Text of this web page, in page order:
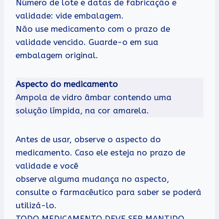
Número de lote e datas de fabricação e
validade: vide embalagem.
Não use medicamento com o prazo de
validade vencido. Guarde-o em sua
embalagem original.
Aspecto do medicamento
Ampola de vidro âmbar contendo uma
solução límpida, na cor amarela.
Antes de usar, observe o aspecto do
medicamento. Caso ele esteja no prazo de
validade e você
observe alguma mudança no aspecto,
consulte o farmacêutico para saber se poderá
utilizá-lo.